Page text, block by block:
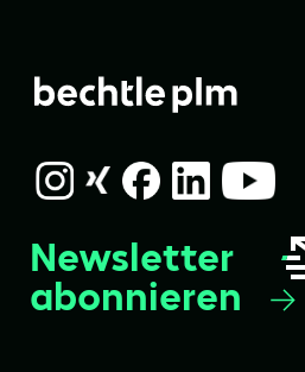
Newsletter
abonnieren